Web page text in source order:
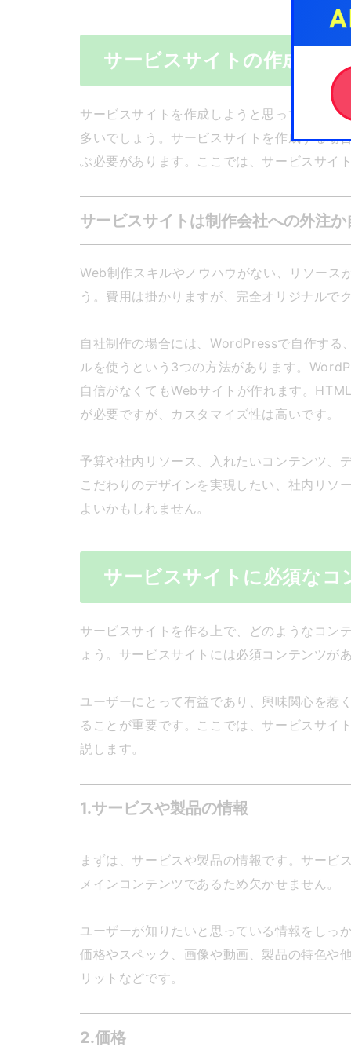
サービスサイトの作成方法
サービスサイトを作成しようと思っても、ど
多いでしょう。サービスサイトを作成する場
ぶ必要があります。ここでは、サービスサイ
サービスサイトは制作会社への外注か
Web制作スキルやノウハウがない、リソース
う。費用は掛かりますが、完全オリジナルで
自社制作の場合には、WordPressで自作す
ルを使うという3つの方法があります。
自信がなくてもWebサイトが作れます。
が必要ですが、カスタマイズ性は高いです。
予算や社内リソース、入れたいコンテンツ、
こだわりのデザインを実現したい、社内リソ
よいかもしれません。
サービスサイトに必須なコ
サービスサイトを作る上で、どのようなコン
ょう。サービスサイトには必須コンテンツが
ユーザーにとって有益であり、興味関心を惹
ることが重要です。ここでは、サービスサイ
説します。
1.サービスや製品の情報
まずは、サービスや製品の情報です。サービ
メインコンテンツであるため欠かせません。
ユーザーが知りたいと思っている情報をしっ
価格やスペック、画像や動画、製品の特色や
リットなどです。
2.価格